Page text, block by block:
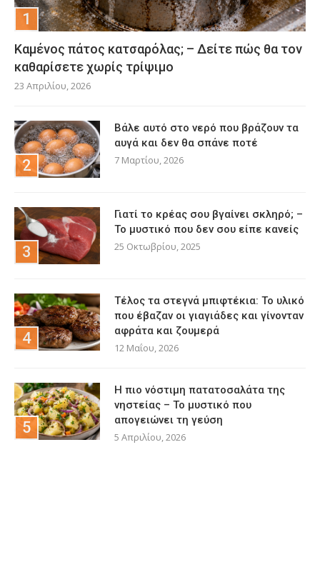
Καμένος πάτος κατσαρόλας; – Δείτε πώς θα τον
καθαρίσετε χωρίς τρίψιμο
23 Απριλίου, 2026
Βάλε αυτό στο νερό που βράζουν τα
αυγά και δεν θα σπάνε ποτέ
7 Μαρτίου, 2026
Γιατί το κρέας σου βγαίνει σκληρό; –
Το μυστικό που δεν σου είπε κανείς
25 Οκτωβρίου, 2025
Τέλος τα στεγνά μπιφτέκια: Το υλικό
που έβαζαν οι γιαγιάδες και γίνονταν
αφράτα και ζουμερά
12 Μαΐου, 2026
Η πιο νόστιμη πατατοσαλάτα της
νηστείας – Το μυστικό που
απογειώνει τη γεύση
5 Απριλίου, 2026